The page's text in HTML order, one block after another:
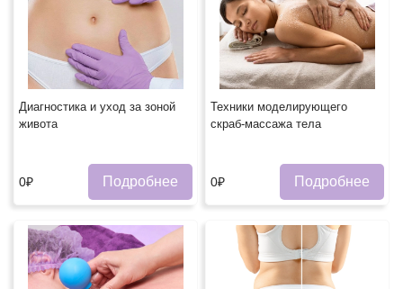
Диагностика и уход за зоной
живота
0₽ Подробнее
Техники моделирующего
скраб-массажа тела
0₽ Подробнее